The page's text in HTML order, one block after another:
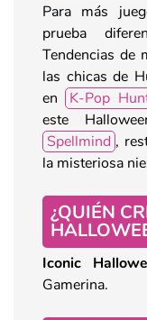
Para más
prueba
Tendencias de
las chicas de
en
K-Pop
este
Spellmind ,
la misteriosa
¿QUIÉN
Iconic
Gamerina.